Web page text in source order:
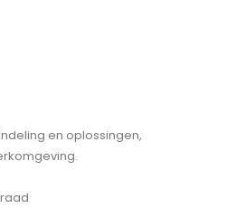
en oplossingen,